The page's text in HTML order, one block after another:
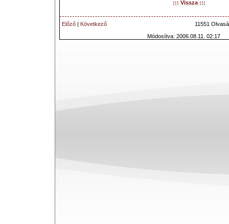
::: Vissza :::
Előző | Következő
11551
Módosítva: 2006.08.11. 02:17